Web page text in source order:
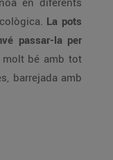
La pots
passar-la per
molt bé amb tot
barrejada amb